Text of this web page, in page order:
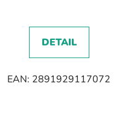
DETAIL
EAN: 2891929117072